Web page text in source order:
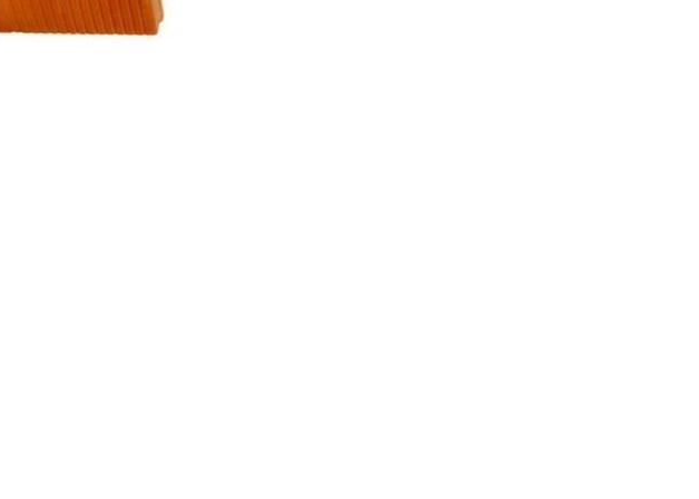
Робота в будівництві —
Резюме